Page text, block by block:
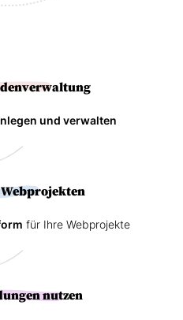
und verwalten
für Ihre Webprojekte
nutzen